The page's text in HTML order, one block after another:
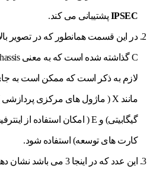
IPSEC پشتیبانی می کند.
در این قسمت همانطور که در تصویر
لازم به ذکر است که ممکن است به
کارت های توسعه) استفاده شود.
این عدد که در اینجا 3 می